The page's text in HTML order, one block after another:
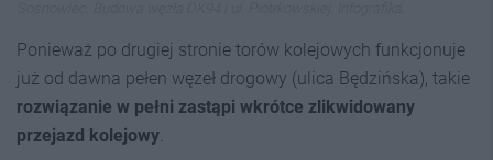
Ponieważ po drugiej stronie torów kolejowych funkcjonuje
już od dawna pełen węzeł drogowy (ulica Będzińska), takie
rozwiązanie w pełni zastąpi wkrótce zlikwidowany
przejazd kolejowy